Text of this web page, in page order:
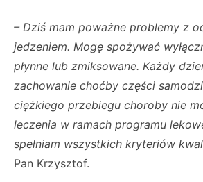
– Dziś mam poważne problemy z
jedzeniem. Mogę spożywać
płynne lub zmiksowane. Każdy
zachowanie choćby części
ciężkiego przebiegu choroby nie
leczenia w ramach programu
spełniam wszystkich kryteriów
Pan Krzysztof.